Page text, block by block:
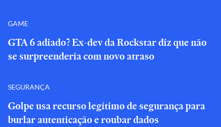
GAME
GTA 6 adiado? Ex-dev da Rockstar diz que não
se surpreenderia com novo atraso
SEGURANÇA
Golpe usa recurso legítimo de segurança para
burlar autenticação e roubar dados